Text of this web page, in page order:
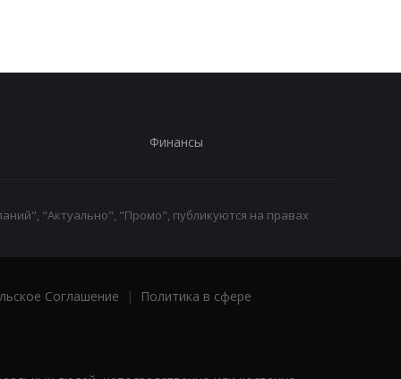
Финансы
"Актуально", "Промо", публикуются на правах
Соглашение |
Политика в сфере